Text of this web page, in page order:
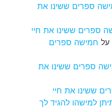
ספרים ששינו את
ספרים ששינו את חיי
על חמישה ספרים
ספרים ששינו את
ששינו את חיי
למישהו להגיד לך